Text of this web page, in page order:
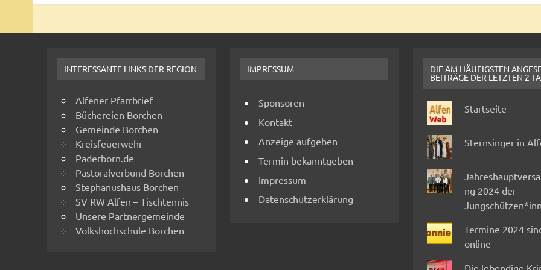
INTERESSANTE LINKS DER REGION
Alfener Pfarrbrief
Büchereien Borchen
Gemeinde Borchen
Kreisfeuerwehr
Paderborn.de
Pastoralverbund Borchen
Stephanushaus Borchen
SV RW Alfen – Tischtennis
Unsere Partnergemeinde
Volkshochschule Borchen
IMPRESSUM
Sponsoren
Kontakt
Anzeige aufgeben
Termin bekanntgeben
Impressum
Datenschutzerklärung
DIE AM HÄUFIGSTEN
BEITRÄGE DER LETZTEN 2
Startseite
Sternsinger in
ng 2024 der
Termine 2024
online